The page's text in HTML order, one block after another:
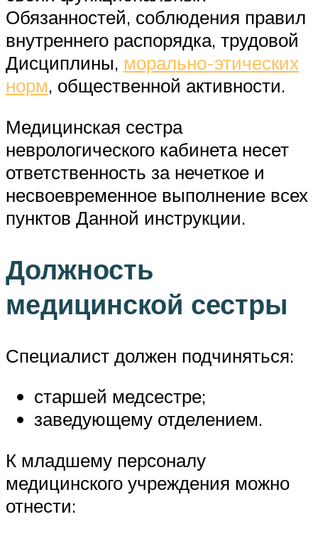
Обязанностей, соблюдения правил
внутреннего распорядка, трудовой
Дисциплины, морально-этических
норм, общественной активности.
Медицинская сестра
неврологического кабинета несет
ответственность за нечеткое и
несвоевременное выполнение всех
пунктов Данной инструкции.
Должность
медицинской сестры
Специалист должен подчиняться:
старшей медсестре;
заведующему отделением.
К младшему персоналу
медицинского учреждения можно
отнести: